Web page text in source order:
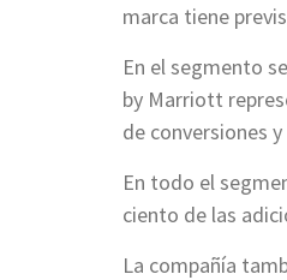
marca tiene
En el segmento
by Marriott
de conversiones
En todo el
ciento de las
La compañía